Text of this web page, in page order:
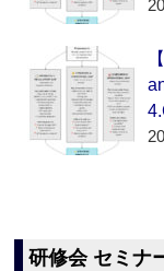
研修会 セミナ